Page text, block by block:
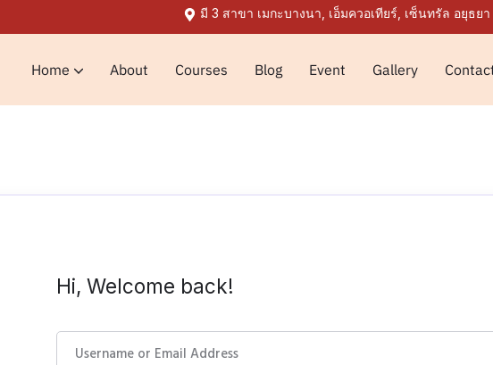
มี 3 สาขา เมกะบางนา, เอ็มควอเทียร์, เซ็นทรัล อยุธยา
Home About Courses Blog Event Gallery
Hi, Welcome back!